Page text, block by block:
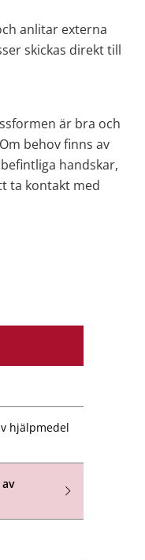
hjälpmedel
anlitar externa
skickas direkt till
är bra och
behov finns av
handskar,
ta kontakt med